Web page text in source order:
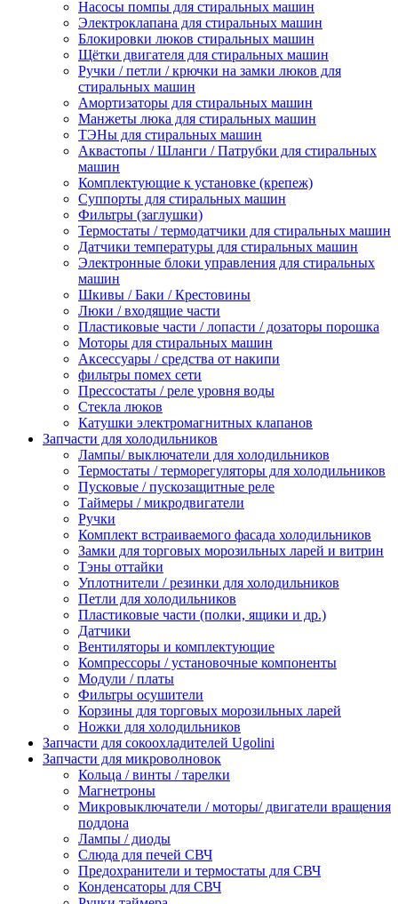
Насосы помпы для стиральных машин
Электроклапана для стиральных машин
Блокировки люков стиральных машин
Щётки двигателя для стиральных машин
Ручки / петли / крючки на замки люков для
стиральных машин
Амортизаторы для стиральных машин
Манжеты люка для стиральных машин
ТЭНы для стиральных машин
Аквастопы / Шланги / Патрубки для стиральных
машин
Комплектующие к установке (крепеж)
Суппорты для стиральных машин
Фильтры (заглушки)
Термостаты / термодатчики для стиральных машин
Датчики температуры для стиральных машин
Электронные блоки управления для стиральных
машин
Шкивы / Баки / Крестовины
Люки / входящие части
Пластиковые части / лопасти / дозаторы порошка
Моторы для стиральных машин
Аксессуары / средства от накипи
фильтры помех сети
Прессостаты / реле уровня воды
Стекла люков
Катушки электромагнитных клапанов
Запчасти для холодильников
Лампы/ выключатели для холодильников
Термостаты / терморегуляторы для холодильников
Пусковые / пускозащитные реле
Таймеры / микродвигатели
Ручки
Комплект встраиваемого фасада холодильников
Замки для торговых морозильных ларей и витрин
Тэны оттайки
Уплотнители / резинки для холодильников
Петли для холодильников
Пластиковые части (полки, ящики и др.)
Датчики
Вентиляторы и комплектующие
Компрессоры / установочные компоненты
Модули / платы
Фильтры осушители
Корзины для торговых морозильных ларей
Ножки для холодильников
Запчасти для сокоохладителей Ugolini
Запчасти для микроволновок
Кольца / винты / тарелки
Магнетроны
Микровыключатели / моторы/ двигатели вращения
поддона
Лампы / диоды
Слюда для печей СВЧ
Предохранители и термостаты для СВЧ
Конденсаторы для СВЧ